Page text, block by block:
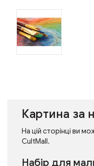
Картина за
На цій сторінці ви
CultMall.
Набір для